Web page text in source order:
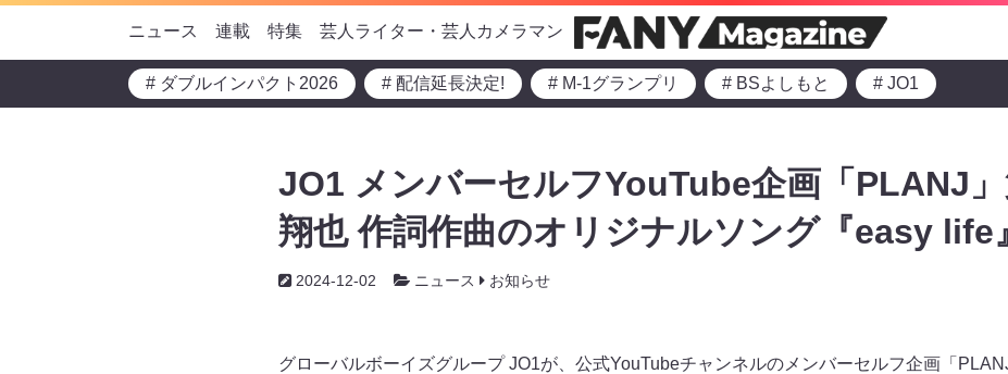
ニュース 連載 特集 芸人ライター・芸人カメラマン
# ダブルインパクト2026 # 配信延長決定! # M-1グランプリ # BSよしもと # JO1
JO1 メンバーセルフYouTube企画「PLANJ
翔也 作詞作曲のオリジナルソング『easy life
2024-12-02 ニュース お知らせ
グローバルボーイズグループ JO1が、公式YouTubeチャンネルのメンバーセルフ企画「